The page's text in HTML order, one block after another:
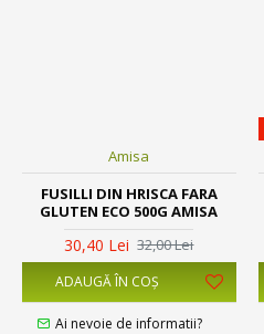
Amisa
FUSILLI DIN HRISCA FARA
GLUTEN ECO 500G AMISA
30,40 Lei 32,00 Lei
ADAUGĂ ÎN COŞ
Ai nevoie de informatii?